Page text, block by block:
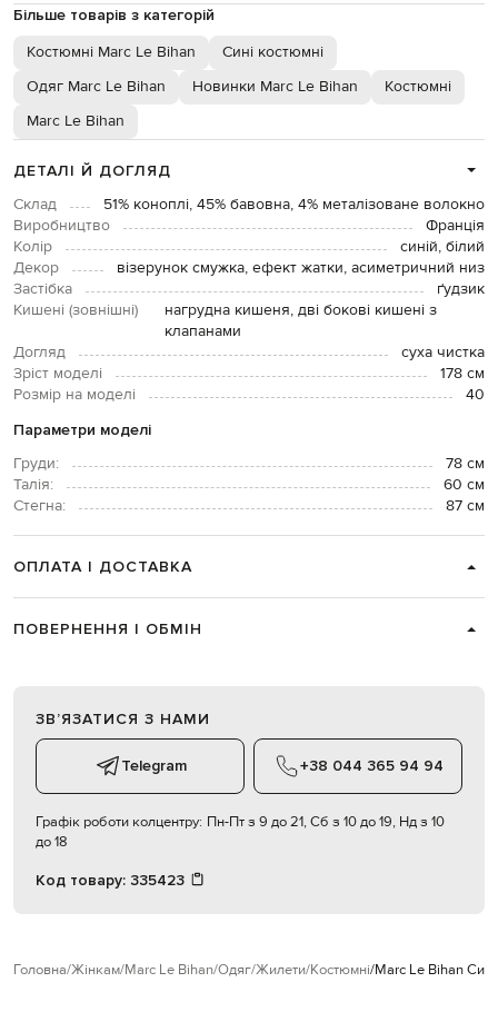
Більше товарів з категорій
Костюмні Marc Le Bihan
Сині костюмні
Одяг Marc Le Bihan
Новинки Marc Le Bihan
Костюмні
Marc Le Bihan
ДЕТАЛІ Й ДОГЛЯД
Склад
51% коноплі, 45% бавовна, 4% металізоване волокно
Виробництво
Франція
Колір
синій, білий
Декор
візерунок смужка, ефект жатки, асиметричний низ
Застібка
ґудзик
Кишені (зовнішні)
нагрудна кишеня, дві бокові кишені з
клапанами
Догляд
суха чистка
Зріст моделі
178 см
Розмір на моделі
40
Параметри моделі
Груди:
78 см
Талія:
60 см
Стегна:
87 см
ОПЛАТА І ДОСТАВКА
ПОВЕРНЕННЯ І ОБМІН
ЗВʼЯЗАТИСЯ З НАМИ
Telegram +38 044 365 94 94
Графік роботи колцентру: Пн-Пт з 9 до 21, Сб з 10 до 19, Нд з 10
до 18
Код товару: 335423
Головна Жінкам Marc Le Bihan Одяг Жилети Костюмні Marc Le Bihan